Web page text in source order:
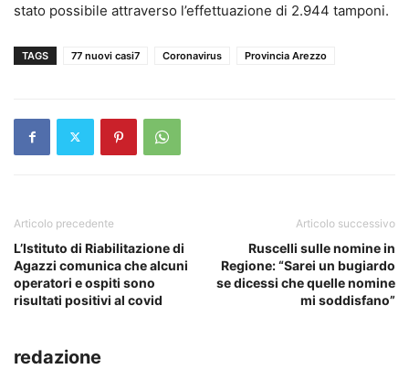
stato possibile attraverso l’effettuazione di 2.944 tamponi.
TAGS 77 nuovi casi7 Coronavirus Provincia Arezzo
Articolo precedente
L’Istituto di Riabilitazione di
Agazzi comunica che alcuni
operatori e ospiti sono
risultati positivi al covid
Articolo successivo
Ruscelli sulle nomine in
Regione: “Sarei un bugiardo
se dicessi che quelle nomine
mi soddisfano”
redazione